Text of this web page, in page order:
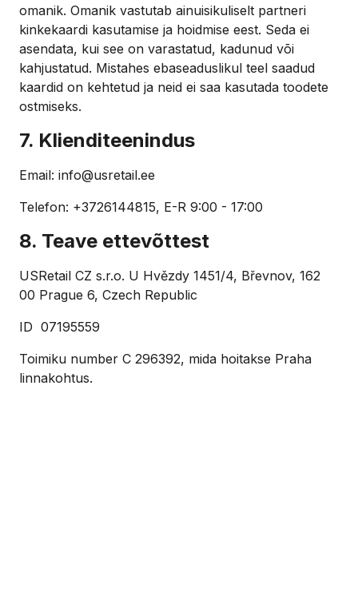
omanik. Omanik vastutab ainuisikuliselt partneri
kinkekaardi kasutamise ja hoidmise eest. Seda ei
asendata, kui see on varastatud, kadunud või
kahjustatud. Mistahes ebaseaduslikul teel saadud
kaardid on kehtetud ja neid ei saa kasutada toodete
ostmiseks.
7. Klienditeenindus
Email: info@usretail.ee
Telefon: +3726144815, E-R 9:00 - 17:00
8. Teave ettevõttest
USRetail CZ s.r.o. U Hvězdy 1451/4, Břevnov, 162
00 Prague 6, Czech Republic
ID 07195559
Toimiku number C 296392, mida hoitakse Praha
linnakohtus.